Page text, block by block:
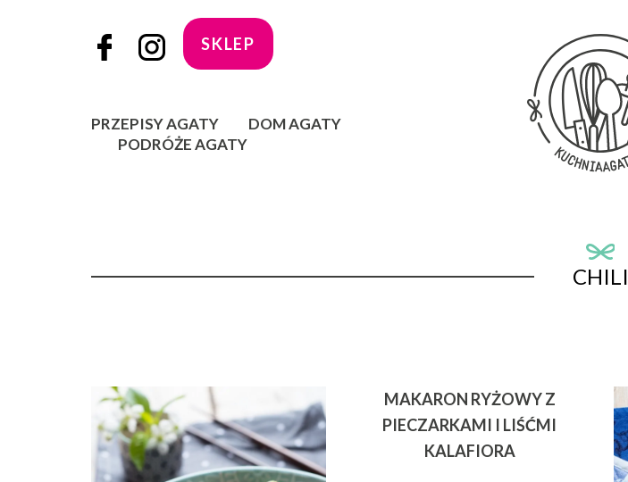
SKLEP
PRZEPISY AGATY
DOM AGATY
PODRÓŻE AGATY
CHILI
MAKARON RYŻOWY Z
PIECZARKAMI I LIŚĆMI
KALAFIORA